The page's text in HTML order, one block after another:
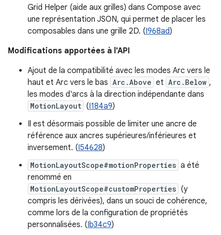
Grid Helper (aide aux grilles) dans Compose avec
une représentation JSON, qui permet de placer les
composables dans une grille 2D. (I968ad)
Modifications apportées à l'API
Ajout de la compatibilité avec les modes Arc vers le
haut et Arc vers le bas Arc.Above et Arc.Below ,
les modes d'arcs à la direction indépendante dans
MotionLayout (I184a9)
Il est désormais possible de limiter une ancre de
référence aux ancres supérieures/inférieures et
inversement. (I54628)
MotionLayoutScope#motionProperties a été
renommé en
MotionLayoutScope#customProperties (y
compris les dérivées), dans un souci de cohérence,
comme lors de la configuration de propriétés
personnalisées. (Ib34c9)